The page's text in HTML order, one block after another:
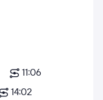
11:06
14:02